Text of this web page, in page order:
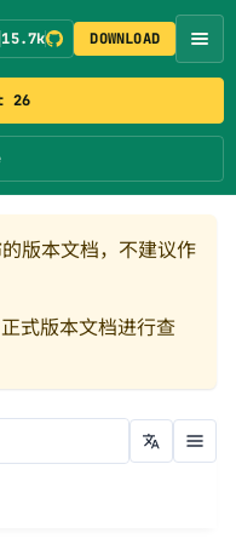
26
15.7k DOWNLOAD
的版本文档，不建议作
正式版本文档进行查